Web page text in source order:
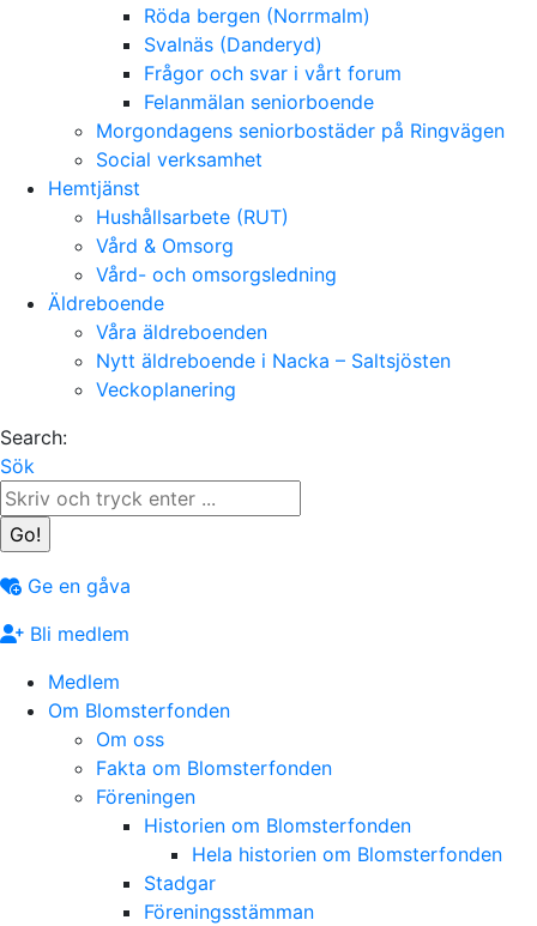
Röda bergen (Norrmalm)
Svalnäs (Danderyd)
Frågor och svar i vårt forum
Felanmälan seniorboende
Morgondagens seniorbostäder på Ringvägen
Social verksamhet
Hemtjänst
Hushållsarbete (RUT)
Vård & Omsorg
Vård- och omsorgsledning
Äldreboende
Våra äldreboenden
Nytt äldreboende i Nacka – Saltsjösten
Veckoplanering
Search:
Sök
Ge en gåva
Bli medlem
Medlem
Om Blomsterfonden
Om oss
Fakta om Blomsterfonden
Föreningen
Historien om Blomsterfonden
Hela historien om Blomsterfonden
Stadgar
Föreningsstämman